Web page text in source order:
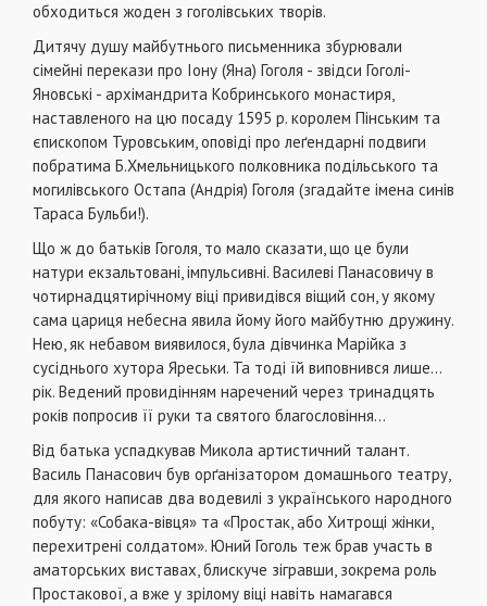
обходиться жоден з гоголівських творів.
Дитячу душу майбутнього письменника збурювали
сімейні перекази про Іону (Яна) Гоголя - звідси Гоголі-
Яновські - архімандрита Кобринського монастиря,
наставленого на цю посаду 1595 р. королем Пінським та
єпис­копом Туровським, оповіді про леґендарні подвиги
побра­тима Б.Хмельницького полковника подільського та
могилівського Остапа (Андрія) Гоголя (згадайте імена синів
Тараса Бульби!).
Що ж до батьків Гоголя, то мало сказати, що це були
натури екзальтовані, імпульсивні. Василеві Панасовичу в
чотирнадцятирічному віці привидівся віщий сон, у якому
сама цариця небесна явила йому його майбутню дружи­ну.
Нею, як небавом виявилося, була дівчинка Марійка з
сусіднього хутора Яреськи. Та тоді їй виповнився лише...
рік. Ведений провидінням наречений через тринадцять
років попросив її руки та святого благословіння...
Від батька успадкував Микола артистичний талант.
Василь Панасович був орґанізатором домашнього театру,
для якого написав два водевилі з українського народного
побу­ту: «Собака-вівця» та «Простак, або Хитрощі жінки,
пере­хитрені солдатом». Юний Гоголь теж брав участь в
аматор­ських виставах, блискуче зігравши, зокрема роль
Простакової, а вже у зрілому віці навіть намагався